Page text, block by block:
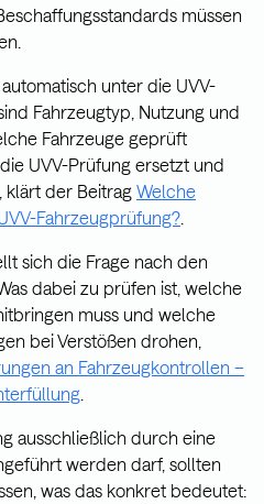
müssen
unter die UVV-
Fahrzeugtyp, Nutzung und
Fahrzeuge geprüft
UVV-Prüfung ersetzt und
klärt der Beitrag Welche
Fahrzeugprüfung?
sich die Frage nach den
dabei zu prüfen ist, welche
muss und welche
bei Verstößen drohen,
an Fahrzeugkontrollen –
ausschließlich durch eine
werden darf, sollten
was das konkret bedeutet: